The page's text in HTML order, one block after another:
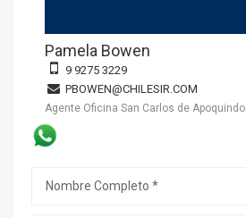
Pamela Bowen
9 9275 3229
PBOWEN@CHILESIR.COM
Agente Oficina San Carlos de Apoquindo